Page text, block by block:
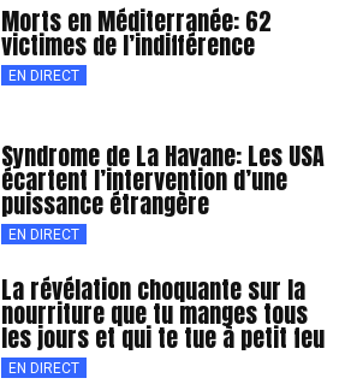
Morts en Méditerranée: 62
victimes de l’indifférence
EN DIRECT
Syndrome de La Havane: Les USA
écartent l’intervention d’une
puissance étrangère
EN DIRECT
La révélation choquante sur la
nourriture que tu manges tous
les jours et qui te tue à petit feu
EN DIRECT